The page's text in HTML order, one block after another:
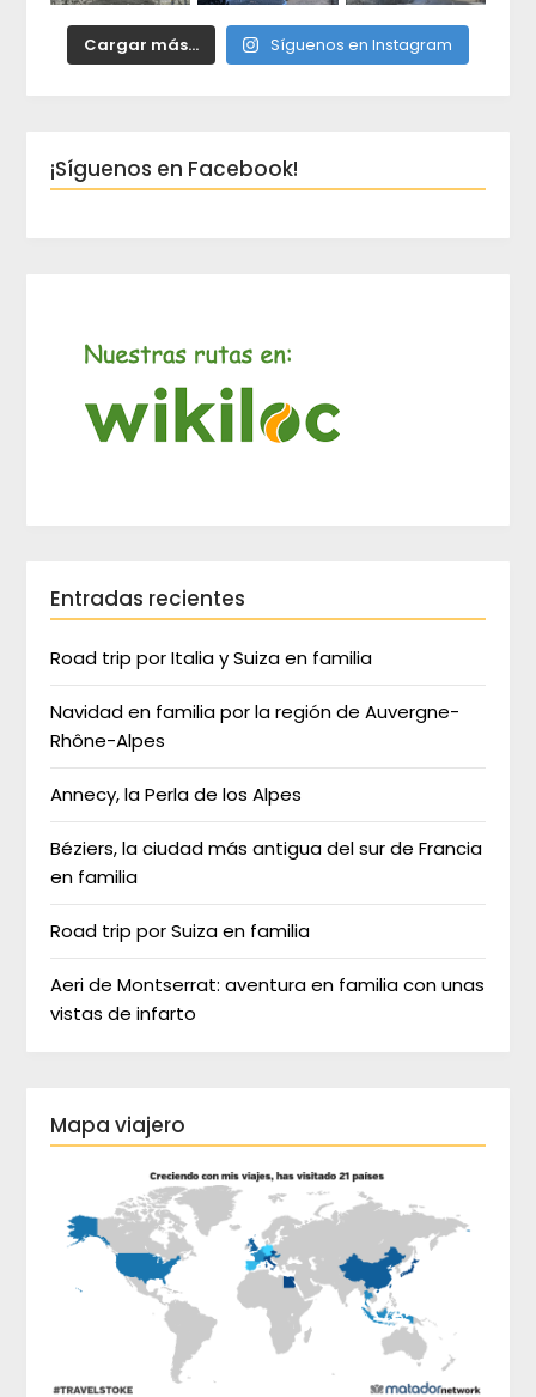
Cargar más... Síguenos en Instagram
¡Síguenos en Facebook!
Entradas recientes
Road trip por Italia y Suiza en familia
Navidad en familia por la región de Auvergne-
Rhône-Alpes
Annecy, la Perla de los Alpes
Béziers, la ciudad más antigua del sur de Francia
en familia
Road trip por Suiza en familia
Aeri de Montserrat: aventura en familia con unas
vistas de infarto
Mapa viajero